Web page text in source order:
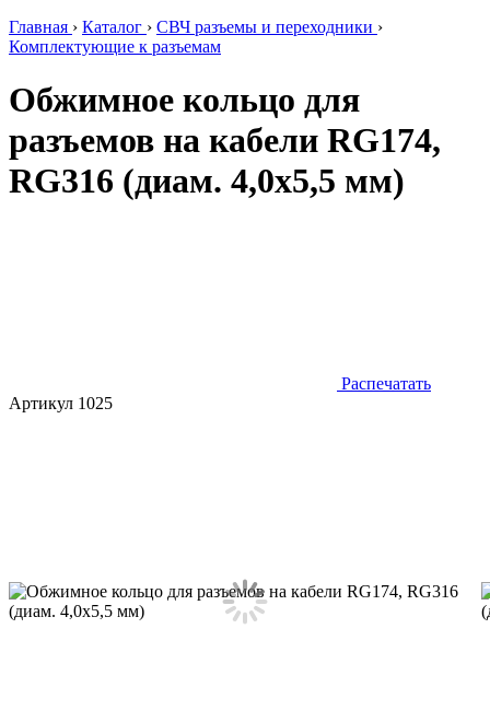
Главная › Каталог › СВЧ разъемы и переходники ›
Комплектующие к разъемам
Обжимное кольцо для
разъемов на кабели RG174,
RG316 (диам. 4,0х5,5 мм)
Распечатать
Артикул 1025